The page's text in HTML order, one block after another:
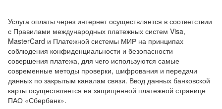
Услуга оплаты через интернет осуществляется в соответствии
с Правилами международных платежных систем Visa,
MasterCard и Платежной системы МИР на принципах
соблюдения конфиденциальности и безопасности
совершения платежа, для чего используются самые
современные методы проверки, шифрования и передачи
данных по закрытым каналам связи. Ввод данных банковской
карты осуществляется на защищенной платежной странице
ПАО «Сбербанк».